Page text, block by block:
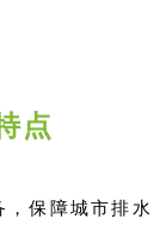
点
保障城市排水